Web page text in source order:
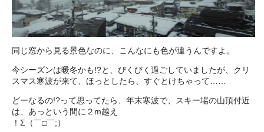
同じ窓から見る景色なのに、こんなにも色が違うんですよ。
今シーズンは暖冬かも!?と、びくびく過ごしていましたが、クリ
スマス寒波が来て、ほっとしたら、すぐとけちゃって……
どーなるの!?って思ってたら、年末寒波で、スキー場の山頂付近
は、あっという間に２m越え
！Σ（￣□￣;）